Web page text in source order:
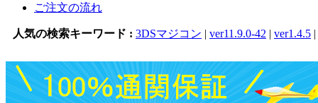
ご注文の流れ
人気の検索キーワード : 3DSマジコン | ver11.9.0-42 | ver1.4.5 |